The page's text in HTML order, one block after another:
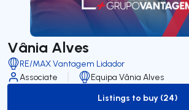
Vânia Alves
RE/MAX Vantagem Lidador
Associate
Equipa Vânia Alves
to-buy-listing
Listings to buy (24)